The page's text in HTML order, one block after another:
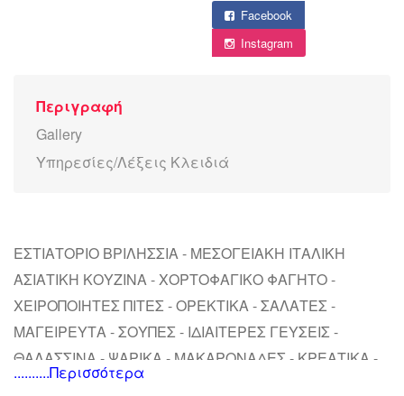
Facebook
Instagram
Περιγραφή
Gallery
Υπηρεσίες/Λέξεις Κλειδιά
ΕΣΤΙΑΤΟΡΙΟ ΒΡΙΛΗΣΣΙΑ - ΜΕΣΟΓΕΙΑΚΗ ΙΤΑΛΙΚΗ
ΑΣΙΑΤΙΚΗ ΚΟΥΖΙΝΑ - ΧΟΡΤΟΦΑΓΙΚΟ ΦΑΓΗΤΟ -
ΧΕΙΡΟΠΟΙΗΤΕΣ ΠΙΤΕΣ - ΟΡΕΚΤΙΚΑ - ΣΑΛΑΤΕΣ -
ΜΑΓΕΙΡΕΥΤΑ - ΣΟΥΠΕΣ - ΙΔΙΑΙΤΕΡΕΣ ΓΕΥΣΕΙΣ -
ΘΑΛΑΣΣΙΝΑ - ΨΑΡΙΚΑ - ΜΑΚΑΡΟΝΑΔΕΣ - ΚΡΕΑΤΙΚΑ -
ΦΑΛΑΦΕΛ - ΝΟΥΝΤΛΣ - DELIVERY ΦΑΓΗΤΟΥ -
..........Περισσότερα